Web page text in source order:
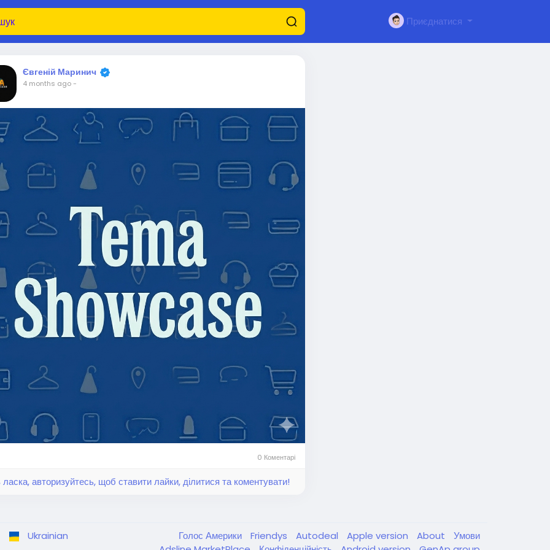
Приєднатися
Євгеній Маринич
4 months ago-
0 Коментарі
авторизуйтесь, щоб ставити лайки, ділитися та коментувати!
Ukrainian Голос Америки Friendys Autodeal Apple version About
Умови